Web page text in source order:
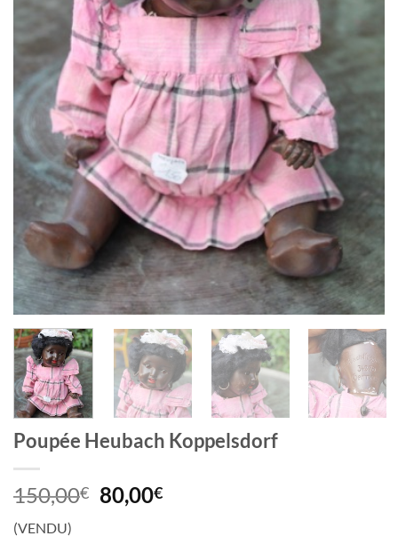
Poupée Heubach Koppelsdorf
150,00€ Le
prix
80,00€Le
(VENDU)